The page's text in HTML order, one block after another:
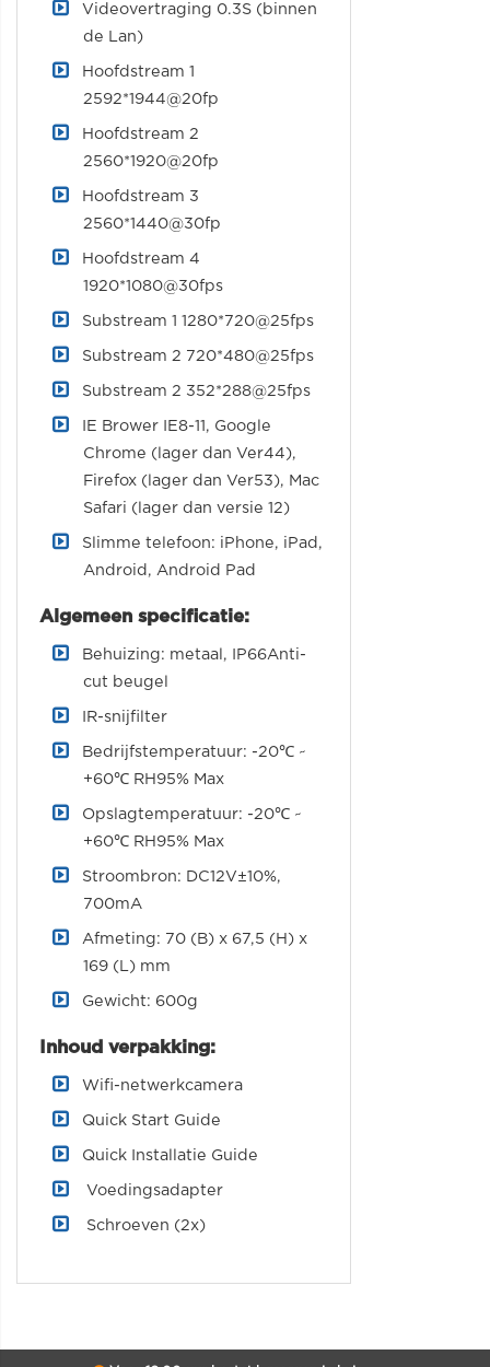
Videovertraging 0.3S (binnen
de Lan)
Hoofdstream 1
2592*1944@20fp
Hoofdstream 2
2560*1920@20fp
Hoofdstream 3
2560*1440@30fp
Hoofdstream 4
1920*1080@30fps
Substream 1 1280*720@25fps
Substream 2 720*480@25fps
Substream 2 352*288@25fps
IE Brower IE8-11, Google
Chrome (lager dan Ver44),
Firefox (lager dan Ver53), Mac
Safari (lager dan versie 12)
Slimme telefoon: iPhone, iPad,
Android, Android Pad
Algemeen specificatie:
Behuizing: metaal, IP66Anti-
cut beugel
IR-snijfilter
Bedrijfstemperatuur: -20℃ ~
+60℃ RH95% Max
Opslagtemperatuur: -20℃ ~
+60℃ RH95% Max
Stroombron: DC12V±10%,
700mA
Afmeting: 70 (B) x 67,5 (H) x
169 (L) mm
Gewicht: 600g
Inhoud verpakking:
Wifi-netwerkcamera
Quick Start Guide
Quick Installatie Guide
Voedingsadapter
Schroeven (2x)